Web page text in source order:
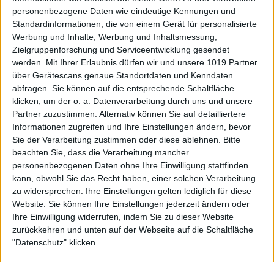
personenbezogene Daten wie eindeutige Kennungen und
Standardinformationen, die von einem Gerät für personalisierte
Werbung und Inhalte, Werbung und Inhaltsmessung,
Zielgruppenforschung und Serviceentwicklung gesendet
werden.
Mit Ihrer Erlaubnis dürfen wir und unsere 1019 Partner
über Gerätescans genaue Standortdaten und Kenndaten
abfragen. Sie können auf die entsprechende Schaltfläche
klicken, um der o. a. Datenverarbeitung durch uns und unsere
Partner zuzustimmen. Alternativ können Sie auf detailliertere
Informationen zugreifen und Ihre Einstellungen ändern, bevor
Sie der Verarbeitung zustimmen oder diese ablehnen.
Bitte
beachten Sie, dass die Verarbeitung mancher
personenbezogenen Daten ohne Ihre Einwilligung stattfinden
kann, obwohl Sie das Recht haben, einer solchen Verarbeitung
zu widersprechen. Ihre Einstellungen gelten lediglich für diese
Website. Sie können Ihre Einstellungen jederzeit ändern oder
Ihre Einwilligung widerrufen, indem Sie zu dieser Website
zurückkehren und unten auf der Webseite auf die Schaltfläche
"Datenschutz" klicken.